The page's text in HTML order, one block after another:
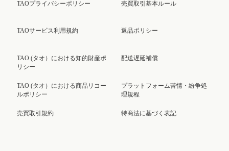
TAOプライバシーポリシー
TAOサービス利用規約
TAO (タオ）における知的財産ポ
リシー
TAO (タオ）における商品リコー
ルポリシー
売買取引規約
売買取引基本ルール
返品ポリシー
配送遅延補償
プラットフォーム苦情・紛争処
理規程
特商法に基づく表記